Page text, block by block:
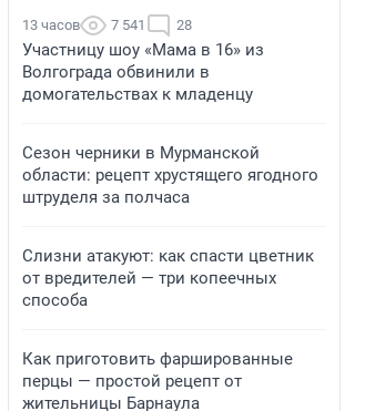
13 часов 7 541 28
Участницу шоу «Мама в 16» из
Волгограда обвинили в
домогательствах к младенцу
Сезон черники в Мурманской
области: рецепт хрустящего ягодного
штруделя за полчаса
Слизни атакуют: как спасти цветник
от вредителей — три копеечных
способа
Как приготовить фаршированные
перцы — простой рецепт от
жительницы Барнаула